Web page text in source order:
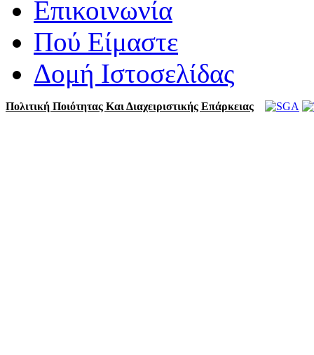
Επικοινωνία
Πού Είμαστε
Δομή Ιστοσελίδας
Πολιτική Ποιότητας Και Διαχειριστικής Επάρκειας